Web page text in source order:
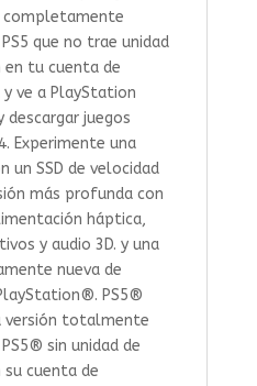
completamente
que no trae unidad
en tu cuenta de
ve a PlayStation
juegos
Experimente una
un SSD de velocidad
más profunda con
háptica,
y audio 3D. y una
nueva de
PS5®
versión totalmente
sin unidad de
su cuenta de